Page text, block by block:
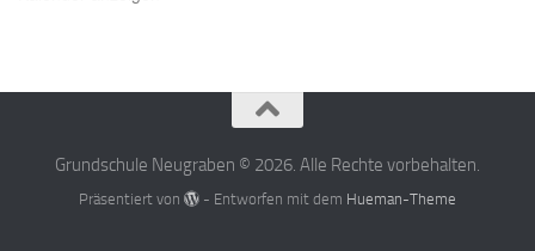
Grundschule Neugraben © 2026. Alle Rechte vorbehalten.
Präsentiert von - Entworfen mit dem Hueman-Theme